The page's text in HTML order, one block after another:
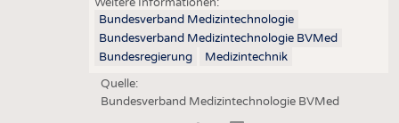
Bundesverband Medizintechnologie
Bundesverband Medizintechnologie BVMed
Bundesregierung
Medizintechnik
Quelle:
Bundesverband Medizintechnologie BVMed